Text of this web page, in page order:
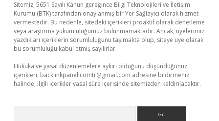
Sitemiz, 5651 Sayılı Kanun gereğince Bilgi Teknolojileri ve İletişim
Kurumu (BTK) tarafından onaylanmış bir Yer Sağlayıcı olarak hizmet
vermektedir. Bu nedenle, sitedeki içerikleri proaktif olarak denetleme
veya araştırma yükümlülüğümüz bulunmamaktadır. Ancak, üyelerimiz
yazdıkları içeriklerin sorumluluğunu taşımakta olup, siteye üye olarak
bu sorumluluğu kabul etmiş sayılırlar.
Hukuka ve yasal düzenlemelere aykırı olduğunu düşündüğünüz
içerikleri, backlinkpanelicomtr@gmail.com adresine bildirmeniz
halinde, ilgili içerikler yasal süre içerisinde sitemizden kaldırılacaktır.